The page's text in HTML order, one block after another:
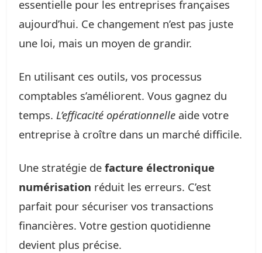
essentielle pour les entreprises françaises
aujourd’hui. Ce changement n’est pas juste
une loi, mais un moyen de grandir.
En utilisant ces outils, vos processus
comptables s’améliorent. Vous gagnez du
temps. L’efficacité opérationnelle aide votre
entreprise à croître dans un marché difficile.
Une stratégie de facture électronique
numérisation réduit les erreurs. C’est
parfait pour sécuriser vos transactions
financières. Votre gestion quotidienne
devient plus précise.